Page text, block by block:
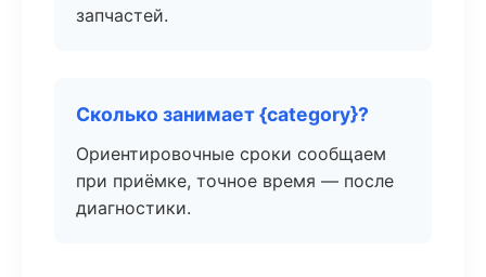
запчастей.
Сколько занимает {category}?
Ориентировочные сроки сообщаем
при приёмке, точное время — после
диагностики.